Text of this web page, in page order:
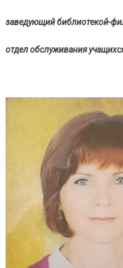
заведующий библиотекой-
отдел обслуживания